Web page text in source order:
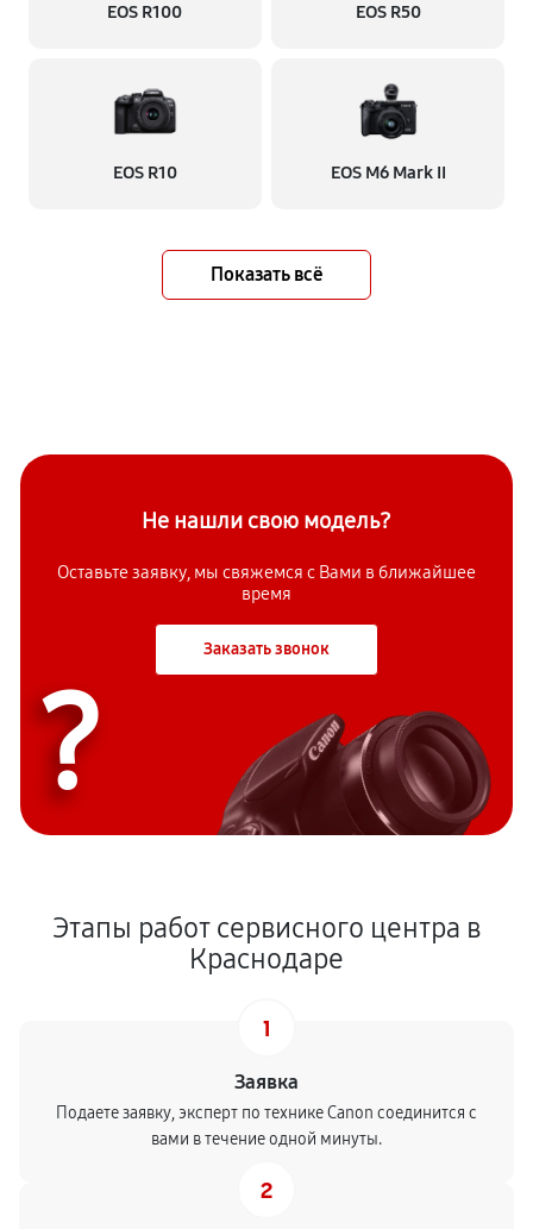
EOS R100 EOS R50
EOS R10 EOS M6 Mark II
Показать всё
Не нашли свою модель?
Оставьте заявку, мы свяжемся с Вами в ближайшее
время
Заказать звонок
?
Этапы работ сервисного центра в
Краснодаре
1
Заявка
Подаете заявку, эксперт по технике Canon соединится с
вами в течение одной минуты.
2